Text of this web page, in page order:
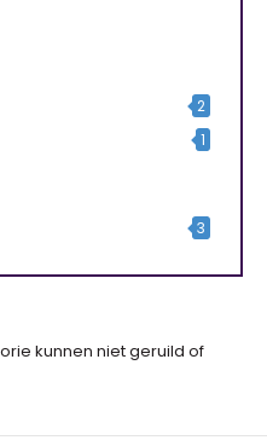
2
1
3
kunnen niet geruild of